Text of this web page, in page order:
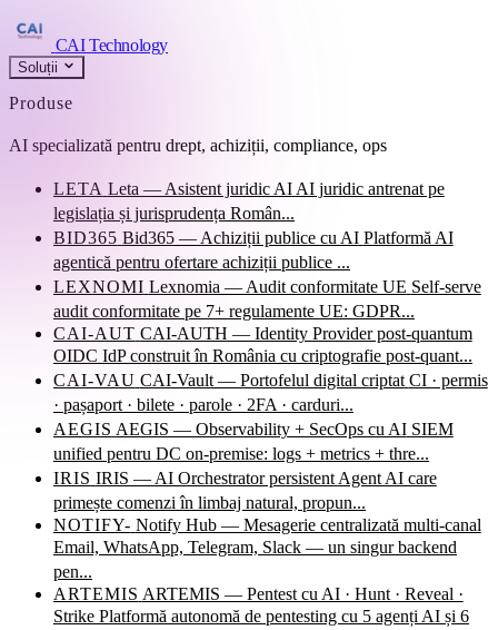
CAI Technology
Soluții
Produse
AI specializată pentru drept, achiziții, compliance, ops
LETA Leta — Asistent juridic AI AI juridic antrenat pe
legislația și jurisprudența Român...
BID365 Bid365 — Achiziții publice cu AI Platformă AI
agentică pentru ofertare achiziții publice ...
LEXNOMI Lexnomia — Audit conformitate UE Self-serve
audit conformitate pe 7+ regulamente UE: GDPR...
CAI-AUT CAI-AUTH — Identity Provider post-quantum
OIDC IdP construit în România cu criptografie post-quant...
CAI-VAU CAI-Vault — Portofelul digital criptat CI · permis
· pașaport · bilete · parole · 2FA · carduri...
AEGIS AEGIS — Observability + SecOps cu AI SIEM
unified pentru DC on-premise: logs + metrics + thre...
IRIS IRIS — AI Orchestrator persistent Agent AI care
primește comenzi în limbaj natural, propun...
NOTIFY- Notify Hub — Mesagerie centralizată multi-canal
Email, WhatsApp, Telegram, Slack — un singur backend
pen...
ARTEMIS ARTEMIS — Pentest cu AI · Hunt · Reveal ·
Strike Platformă autonomă de pentesting cu 5 agenți AI și 6